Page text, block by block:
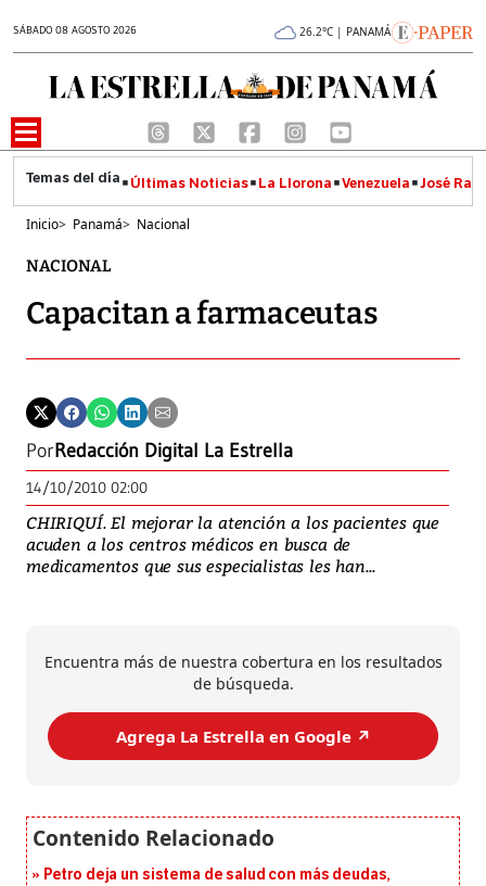
SÁBADO 08 AGOSTO 2026 26.2°C | PANAMÁ
Últimas Noticias La Llorona Venezuela José
Inicio> Panamá> Nacional
NACIONAL
Capacitan a farmaceutas
PorRedacción Digital La Estrella
14/10/2010 02:00
CHIRIQUÍ. El mejorar la atención a los pacientes que
acuden a los centros médicos en busca de
medicamentos que sus especialistas les han...
Encuentra más de nuestra cobertura en los resultados
de búsqueda.
Agrega La Estrella en Google ↗️
Petro deja un sistema de salud con más deudas,